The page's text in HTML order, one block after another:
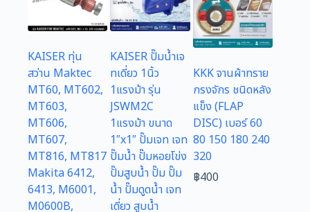
KAISER ทุ่น
สว่าน Maktec
MT60, MT602,
MT603,
MT606,
MT607,
MT816, MT817
Makita 6412,
6413, M6001,
M0600B,
KAISER ปั๊มน้ำเจ
ทเดี่ยว 1นิ้ว
1แรงม้า รุ่น
JSWM2C
1แรงม้า ขนาด
1″x1″ ปั๊มเจท เจท
ปั๊มน้ำ ปั๊มหอยโข่ง
ปั๊มสูบน้ำ ปั๊ม ปั๊ม
น้ำ ปั๊มดูดน้ำ เจท
เดี่ยว สูบน้ำ
KKK จานผ้าทราย
กรงจักร ชนิดหลัง
แข็ง (FLAP
DISC) เบอร์ 60
80 150 180 240
320
฿400